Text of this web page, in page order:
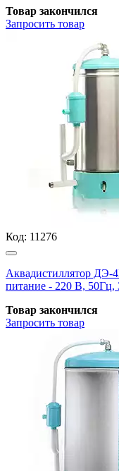
Товар закончился
Запросить товар
Код: 11276
Аквадистиллятор ДЭ-
питание - 220 В,
Товар закончился
Запросить товар